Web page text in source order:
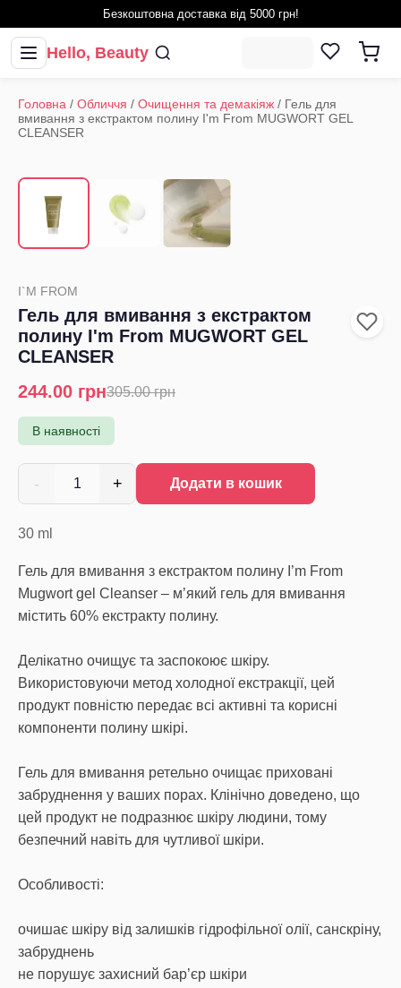
Безкоштовна доставка від 5000 грн!
Hello, Beauty
Головна / Обличчя / Очищення та демакіяж / Гель для
вмивання з екстрактом полину I'm From MUGWORT GEL
CLEANSER
I`M FROM
Гель для вмивання з екстрактом
полину I'm From MUGWORT GEL
CLEANSER
244.00 грн305.00грн
В наявності
- 1 + Додати в кошик
30 ml
Гель для вмивання з екстрактом полину I’m From
Mugwort gel Cleanser – м’який гель для вмивання
містить 60% екстракту полину.
Делікатно очищує та заспокоює шкіру.
Використовуючи метод холодної екстракції, цей
продукт повністю передає всі активні та корисні
компоненти полину шкірі.
Гель для вмивання ретельно очищає приховані
забруднення у ваших порах. Клінічно доведено, що
цей продукт не подразнює шкіру людини, тому
безпечний навіть для чутливої шкіри.
Особливості:
очишає шкіру від залишків гідрофільної олії, санскріну,
забруднень
не порушує захисний бар’єр шкіри